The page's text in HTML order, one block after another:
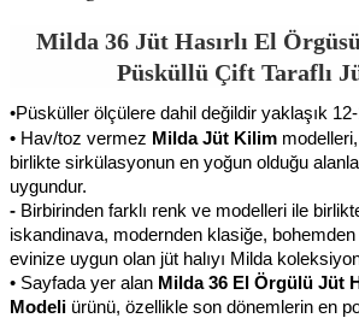
Milda 36 Jüt Hasırlı El
Püsküllü Çift Taraflı
•Püsküller ölçülere dahil değildir yaklaşık
• Hav/toz vermez Milda Jüt Kilim modelleri,
birlikte sirkülasyonun en yoğun olduğu
uygundur.
- Birbirinden farklı renk ve modelleri ile
iskandinava, modernden klasiğe,
evinize uygun olan jüt halıyı Milda
• Sayfada yer alan Milda 36 El Örgülü Jüt
Modeli ürünü, özellikle son dönemlerin en